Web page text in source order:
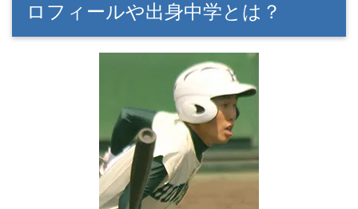
ロフィールや出身中学とは？